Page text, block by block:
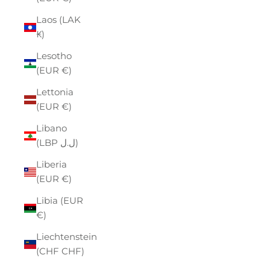
Laos (LAK
₭)
Lesotho
(EUR €)
Lettonia
(EUR €)
Libano
(LBP ل.ل)
Liberia
(EUR €)
Libia (EUR
€)
Liechtenstein
(CHF CHF)